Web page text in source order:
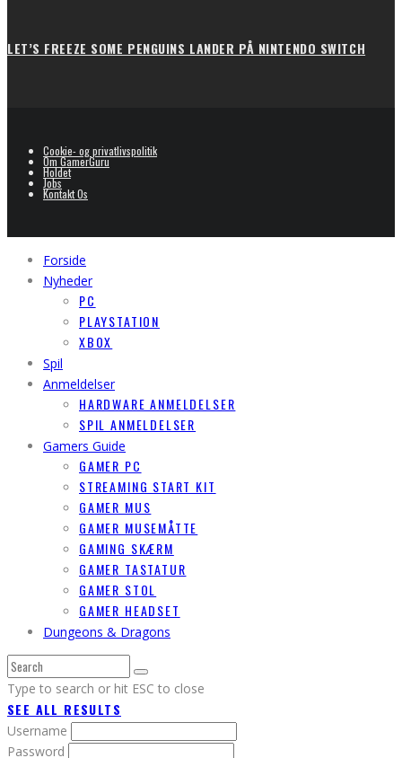
LET’S FREEZE SOME PENGUINS LANDER PÅ NINTENDO SWITCH
Cookie- og privatlivspolitik
Om GamerGuru
Holdet
Jobs
Kontakt Os
Forside
Nyheder
PC
PLAYSTATION
XBOX
Spil
Anmeldelser
HARDWARE ANMELDELSER
SPIL ANMELDELSER
Gamers Guide
GAMER PC
STREAMING START KIT
GAMER MUS
GAMER MUSEMÅTTE
GAMING SKÆRM
GAMER TASTATUR
GAMER STOL
GAMER HEADSET
Dungeons & Dragons
Type to search or hit ESC to close
SEE ALL RESULTS
Username
Password